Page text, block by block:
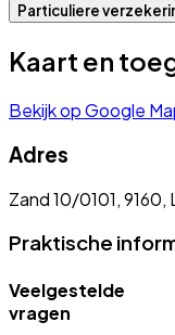
Particuliere
Kaart en
Bekijk op Google
Adres
Zand 10/0101, 9160,
Praktische
Veelgestelde
vragen